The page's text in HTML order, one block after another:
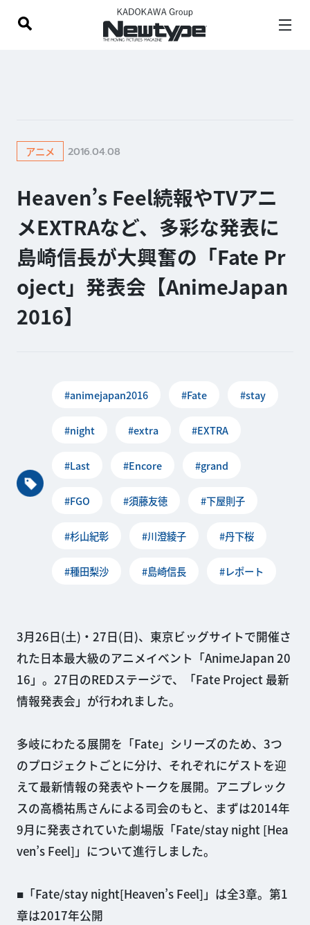
アニメ 2016.04.08
Heaven’s Feel続報やTVアニ
メEXTRAなど、多彩な発表に
島崎信長が大興奮の「Fate Pr
oject」発表会【AnimeJapan
2016】
#animejapan2016 #Fate #stay
#night #extra #EXTRA
#Last #Encore #grand
#FGO #須藤友徳 #下屋則子
#杉山紀彰 #川澄綾子 #丹下桜
#種田梨沙 #島崎信長 #レポート
3月26日(土)・27日(日)、東京ビッグサイトで開催さ
れた日本最大級のアニメイベント「AnimeJapan 20
16」。27日のREDステージで、「Fate Project 最新
情報発表会」が行われました。
多岐にわたる展開を「Fate」シリーズのため、3つ
のプロジェクトごとに分け、それぞれにゲストを迎
えて最新情報の発表やトークを展開。アニプレック
スの高橋祐馬さんによる司会のもと、まずは2014年
9月に発表されていた劇場版「Fate/stay night [Hea
ven’s Feel]」について進行しました。
■「Fate/stay night[Heaven’s Feel]」は全3章。第1
章は2017年公開